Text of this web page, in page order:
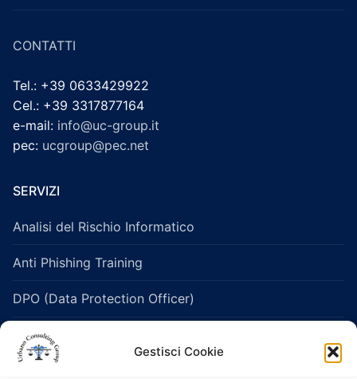
Gestisci Cookie
CONTATTI
Tel.: +39 0633429922
Cel.: +39 3317877164
e-mail: info@uc-group.it
pec: ucgroup@pec.net
SERVIZI
Analisi del Rischio Informatico
Anti Phishing Training
DPO (Data Protection Officer)
Legislazione Sanitaria e Healthcare